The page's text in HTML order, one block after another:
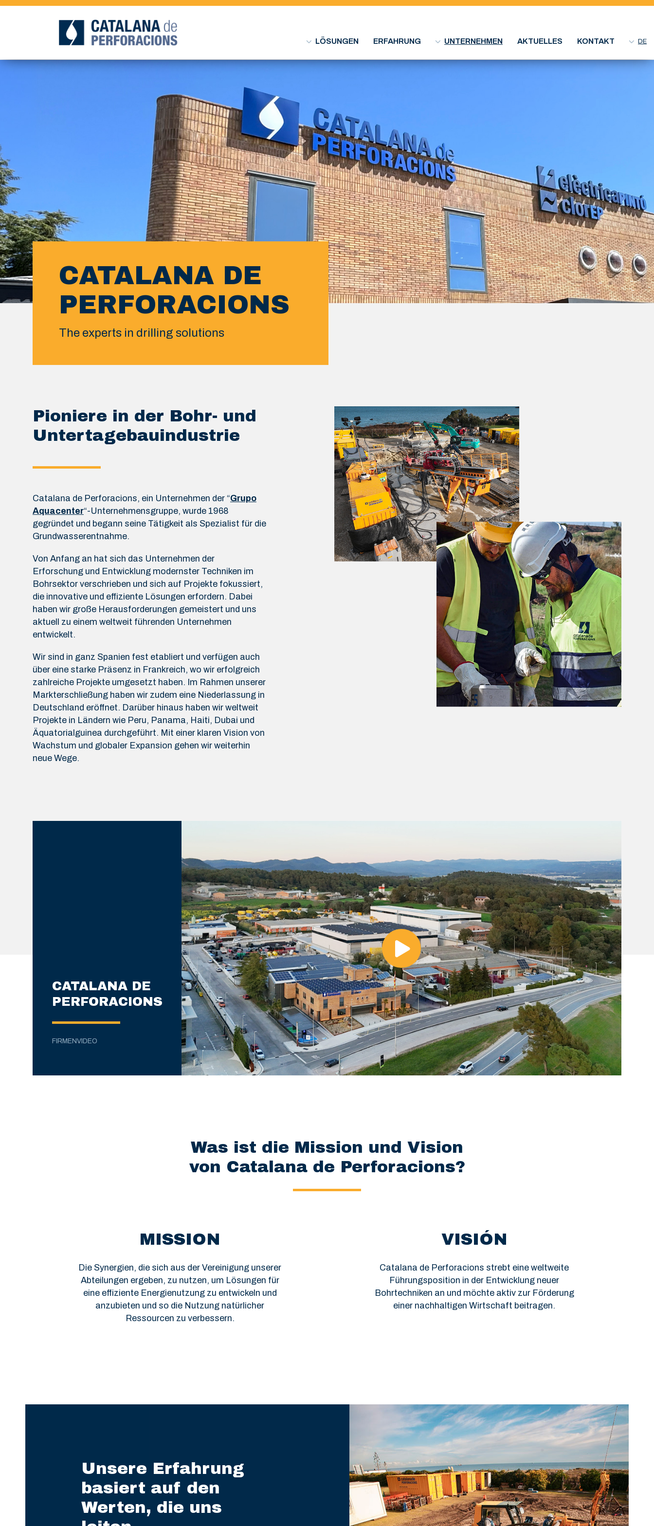
LÖSUNGEN ERFAHRUNG UNTERNEHMEN AKTUELLES KONTAKT DE
CATALANA DE
PERFORACIONS
The experts in drilling solutions
Pioniere in der Bohr- und
Untertagebauindustrie
Catalana de Perforacions, ein Unternehmen der “Grupo
Aquacenter“-Unternehmensgruppe, wurde 1968
gegründet und begann seine Tätigkeit als Spezialist für die
Grundwasserentnahme.
Von Anfang an hat sich das Unternehmen der
Erforschung und Entwicklung modernster Techniken im
Bohrsektor verschrieben und sich auf Projekte fokussiert,
die innovative und effiziente Lösungen erfordern. Dabei
haben wir große Herausforderungen gemeistert und uns
aktuell zu einem weltweit führenden Unternehmen
entwickelt.
Wir sind in ganz Spanien fest etabliert und verfügen auch
über eine starke Präsenz in Frankreich, wo wir erfolgreich
zahlreiche Projekte umgesetzt haben. Im Rahmen unserer
Markterschließung haben wir zudem eine Niederlassung in
Deutschland eröffnet. Darüber hinaus haben wir weltweit
Projekte in Ländern wie Peru, Panama, Haiti, Dubai und
Äquatorialguinea durchgeführt. Mit einer klaren Vision von
Wachstum und globaler Expansion gehen wir weiterhin
neue Wege.
CATALANA DE
PERFORACIONS
FIRMENVIDEO
Was ist die Mission und Vision
von Catalana de Perforacions?
MISSION
Die Synergien, die sich aus der Vereinigung unserer
Abteilungen ergeben, zu nutzen, um Lösungen für
eine effiziente Energienutzung zu entwickeln und
anzubieten und so die Nutzung natürlicher
Ressourcen zu verbessern.
VISIÓN
Catalana de Perforacions strebt eine weltweite
Führungsposition in der Entwicklung neuer
Bohrtechniken an und möchte aktiv zur Förderung
einer nachhaltigen Wirtschaft beitragen.
Unsere Erfahrung
basiert auf den
Werten, die uns